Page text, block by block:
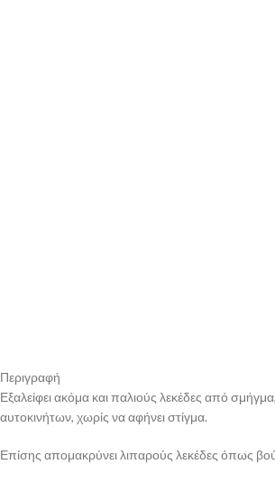
Περιγραφή
Εξαλείφει ακόμα και παλιούς λεκέδες από
αυτοκινήτων, χωρίς να αφήνει στίγμα.
Επίσης απομακρύνει λιπαρούς λεκέδες όπως